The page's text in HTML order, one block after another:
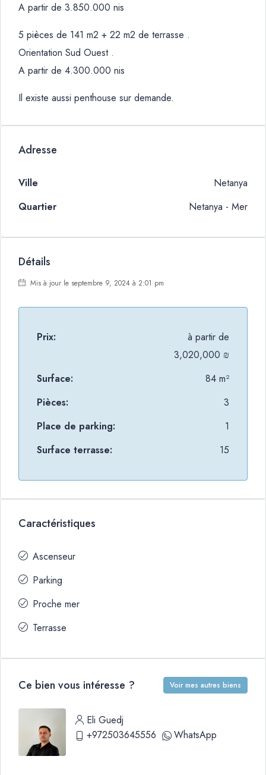
A partir de 3.850.000 nis
5 pièces de 141 m2 + 22 m2 de terrasse .
Orientation Sud Ouest .
A partir de 4.300.000 nis
Il existe aussi penthouse sur demande.
Adresse
Ville
Netanya
Quartier
Netanya - Mer
Détails
Mis à jour le septembre 9, 2024 à 2:01 pm
Prix:
à partir de
3,020,000 ₪
Surface:
84 m²
Pièces:
3
Place de parking:
1
Surface terrasse:
15
Caractéristiques
Ascenseur
Parking
Proche mer
Terrasse
Ce bien vous intéresse ? Voir mes autres biens
Eli Guedj
+972503645556
WhatsApp